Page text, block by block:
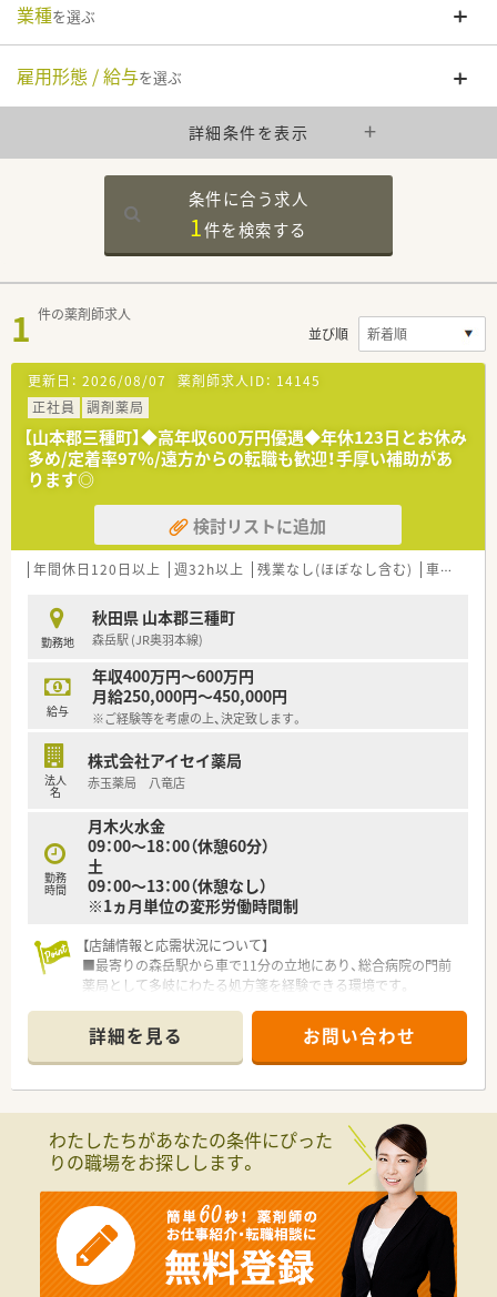
業種を選ぶ
雇用形態 / 給与を選ぶ
詳細条件を表示
条件に合う求人
1件を検索する
1 件の薬剤師求人
並び順
更新日： 2026/08/07 薬剤師求人ID： 14145
正社員
調剤薬局
【山本郡三種町】◆高年収600万円優遇◆年休123日とお休み
多め/定着率97％/遠方からの転職も歓迎！手厚い補助があ
ります◎
検討リストに追加
年間休日120日以上 週32h以上 残業なし(ほぼなし含む) 車通勤可
勤務地
秋田県 山本郡三種町
森岳駅 (JR奥羽本線)
給与
年収400万円～600万円
月給250,000円～450,000円
※ご経験等を考慮の上、決定致します。
法人
名
株式会社アイセイ薬局
赤玉薬局 八竜店
勤務
時間
月木火水金
09：00～18：00（休憩60分）
土
09：00～13：00（休憩なし）
※1ヵ月単位の変形労働時間制
【店舗情報と応需状況について】
■最寄りの森岳駅から車で11分の立地にあり、総合病院の門前
薬局として多岐にわたる処方箋を経験できる環境です。
り、幅広い疾患に対する高度な知識を養うことが可能です。
■薬剤師5名と事務4名の手厚い人員体制を整えており、一人ひ
とりの患者様と丁寧に向き合いながら業務に集中できます。
■全国に約400店舗を展開する大手チェーンであり、医療モール
開発のパイオニアとして安定した経営基盤を確立しています。
■社長自身が薬剤師であるため現場への理解が深く、女性が長く
働き続けられる制度や環境づくりに非常に注力しています。
■M&Aだけに頼らず自社開発による新規出店を積極的に進めて
おり、地域密着型の店舗展開で高い患者満足度を実現していま
す。
【想定される業務内容】
詳細を見る お問い合わせ
わたしたちがあなたの条件にぴった
りの職場をお探しします。